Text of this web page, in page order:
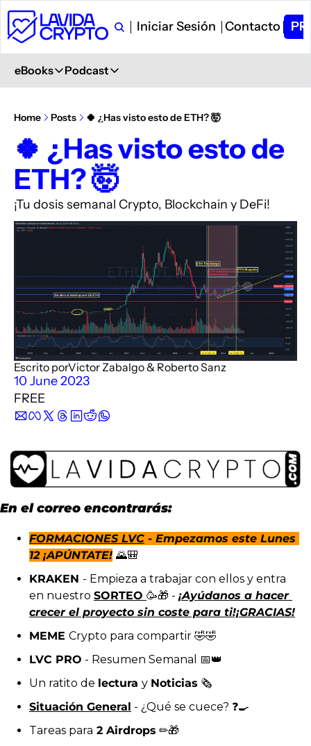
Iniciar Sesión Contacto
eBooks
eBooks
Primeros Pasos en Crypto
Glosario de Términos Crypto
+400 términos
Curso de Trading
PDF explicativo
Podcast
Podcast
Ver en YouTube
Spotify
Description
Description
Amazon Podcast
Description
YouTube Music
Description
Podimo
Description
Home Posts 🍀 ¿Has visto esto de ETH? 🤯
🍀 ¿Has visto esto de
ETH? 🤯
¡Tu dosis semanal Crypto, Blockchain y DeFi!
Escrito porVictor Zabalgo & Roberto Sanz
10 June 2023
FREE
En el correo encontrarás:
FORMACIONES LVC - Empezamos este Lunes
12 ¡APÚNTATE! 🌄🎒
KRAKEN - Empieza a trabajar con ellos y entra
en nuestro SORTEO 🥳🎁 - ¡Ayúdanos a hacer
crecer el proyecto sin coste para ti!¡GRACIAS!
MEME Crypto para compartir 🤣🤣
LVC PRO - Resumen Semanal 📅👑
Un ratito de lectura y Noticias 🗞️
Situación General - ¿Qué se cuece? ❓🍳
Tareas para 2 Airdrops ✏️🎁